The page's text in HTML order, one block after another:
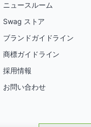
ニュースルーム
Swag ストア
ブランドガイドライン
商標ガイドライン
採用情報
お問い合わせ